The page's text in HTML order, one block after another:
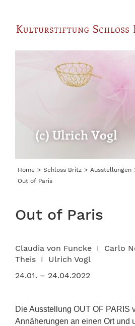
(c) Ulrich Vogl
Home Schloss Britz Ausstellungen
Out of Paris
Out of Paris
Claudia von Funcke I Carlo
Theis I
Ulrich Vogl
24.01. – 24.04.2022
Die Ausstellung OUT OF PARIS
Annäherungen an einen Ort und